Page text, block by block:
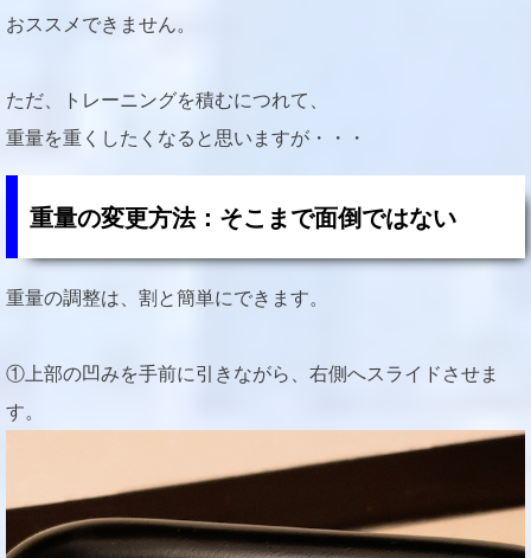
おススメできません。
ただ、トレーニングを積むにつれて、
重量を重くしたくなると思いますが・・・
重量の変更方法：そこまで面倒ではない
重量の調整は、割と簡単にできます。
①上部の凹みを手前に引きながら、右側へスライドさせま
す。